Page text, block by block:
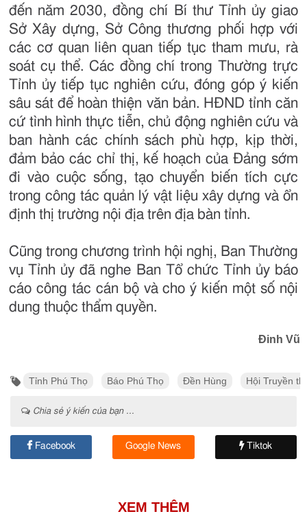
đến năm 2030, đồng chí Bí thư Tỉnh ủy giao
Sở Xây dựng, Sở Công thương phối hợp với
các cơ quan liên quan tiếp tục tham mưu, rà
soát cụ thể. Các đồng chí trong Thường trực
Tỉnh ủy tiếp tục nghiên cứu, đóng góp ý kiến
sâu sát để hoàn thiện văn bản. HĐND tỉnh căn
cứ tình hình thực tiễn, chủ động nghiên cứu và
ban hành các chính sách phù hợp, kịp thời,
đảm bảo các chỉ thị, kế hoạch của Đảng sớm
đi vào cuộc sống, tạo chuyển biến tích cực
trong công tác quản lý vật liệu xây dựng và ổn
định thị trường nội địa trên địa bàn tỉnh.
Cũng trong chương trình hội nghị, Ban Thường
vụ Tỉnh ủy đã nghe Ban Tổ chức Tỉnh ủy báo
cáo công tác cán bộ và cho ý kiến một số nội
dung thuộc thẩm quyền.
Đinh Vũ
Tỉnh Phú Thọ Báo Phú Thọ Đền Hùng Hội Truyền
Chia sẻ ý kiến của bạn ...
Facebook Google News Tiktok
XEM THÊM